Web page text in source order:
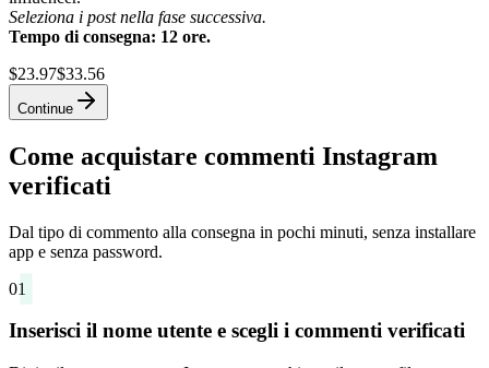
Seleziona i post nella fase successiva.
Tempo di consegna: 12 ore.
$23.97$33.56
Continue
Come acquistare commenti Instagram
verificati
Dal tipo di commento alla consegna in pochi minuti, senza installare
app e senza password.
01
Inserisci il nome utente e scegli i commenti verificati